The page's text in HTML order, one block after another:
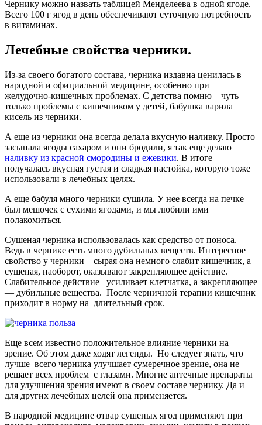
Чернику можно назвать таблицей Менделеева в одной ягоде.
Всего 100 г ягод в день обеспечивают суточную потребность
в витаминах.
Лечебные свойства черники.
Из-за своего богатого состава, черника издавна ценилась в
народной и официальной медицине, особенно при
желудочно-кишечных проблемах. С детства помню – чуть
только проблемы с кишечником у детей, бабушка варила
кисель из черники.
А еще из черники она всегда делала вкусную наливку. Просто
засыпала ягоды сахаром и они бродили, я так еще делаю
наливку из красной смородины и ежевики. В итоге
получалась вкусная густая и сладкая настойка, которую тоже
использовали в лечебных целях.
А еще бабуля много черники сушила. У нее всегда на печке
был мешочек с сухими ягодами, и мы любили ими
полакомиться.
Сушеная черника использовалась как средство от поноса.
Ведь в чернике есть много дубильных веществ. Интересное
свойство у черники – сырая она немного слабит кишечник, а
сушеная, наоборот, оказывают закрепляющее действие.
Слабительное действие усиливает клетчатка, а закрепляющее
— дубильные вещества. После черничной терапии кишечник
приходит в норму на длительный срок.
Еще всем известно положительное влияние черники на
зрение. Об этом даже ходят легенды. Но следует знать, что
лучше всего черника улучшает сумеречное зрение, она не
решает всех проблем с глазами. Многие аптечные препараты
для улучшения зрения имеют в своем составе чернику. Да и
для других лечебных целей она применяется.
В народной медицине отвар сушеных ягод применяют при